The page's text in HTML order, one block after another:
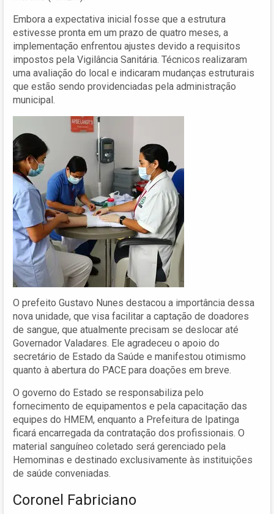
Embora a expectativa inicial fosse que a estrutura
estivesse pronta em um prazo de quatro meses, a
implementação enfrentou ajustes devido a requisitos
impostos pela Vigilância Sanitária. Técnicos realizaram
uma avaliação do local e indicaram mudanças estruturais
que estão sendo providenciadas pela administração
municipal.
O prefeito Gustavo Nunes destacou a importância dessa
nova unidade, que visa facilitar a captação de doadores
de sangue, que atualmente precisam se deslocar até
Governador Valadares. Ele agradeceu o apoio do
secretário de Estado da Saúde e manifestou otimismo
quanto à abertura do PACE para doações em breve.
O governo do Estado se responsabiliza pelo
fornecimento de equipamentos e pela capacitação das
equipes do HMEM, enquanto a Prefeitura de Ipatinga
ficará encarregada da contratação dos profissionais. O
material sanguíneo coletado será gerenciado pela
Hemominas e destinado exclusivamente às instituições
de saúde conveniadas.
Coronel Fabriciano